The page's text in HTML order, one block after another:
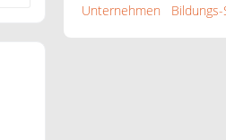
Unternehmen